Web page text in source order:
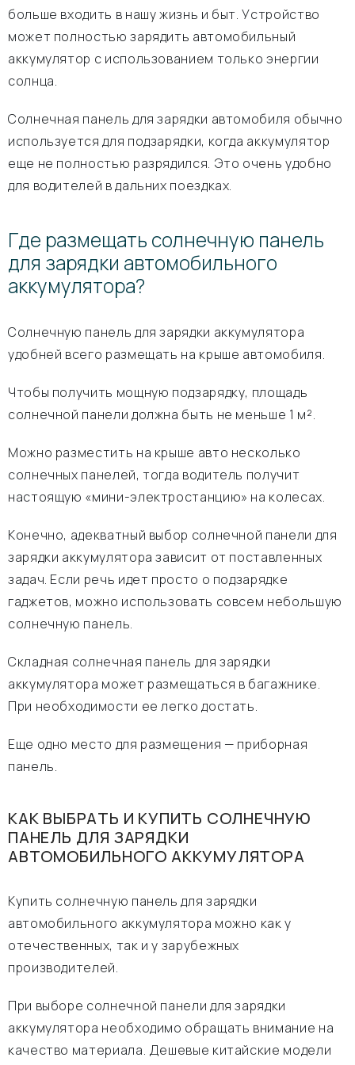
больше входить в нашу жизнь и быт. Устройство
может полностью зарядить автомобильный
аккумулятор с использованием только энергии
солнца.
Солнечная панель для зарядки автомобиля обычно
используется для подзарядки, когда аккумулятор
еще не полностью разрядился. Это очень удобно
для водителей в дальних поездках.
Где размещать солнечную панель
для зарядки автомобильного
аккумулятора?
Солнечную панель для зарядки аккумулятора
удобней всего размещать на крыше автомобиля.
Чтобы получить мощную подзарядку, площадь
солнечной панели должна быть не меньше 1 м².
Можно разместить на крыше авто несколько
солнечных панелей, тогда водитель получит
настоящую «мини-электростанцию» на колесах.
Конечно, адекватный выбор солнечной панели для
зарядки аккумулятора зависит от поставленных
задач. Если речь идет просто о подзарядке
гаджетов, можно использовать совсем небольшую
солнечную панель.
Складная солнечная панель для зарядки
аккумулятора может размещаться в багажнике.
При необходимости ее легко достать.
Еще одно место для размещения — приборная
панель.
КАК ВЫБРАТЬ И КУПИТЬ СОЛНЕЧНУЮ
ПАНЕЛЬ ДЛЯ ЗАРЯДКИ
АВТОМОБИЛЬНОГО АККУМУЛЯТОРА
Купить солнечную панель для зарядки
автомобильного аккумулятора можно как у
отечественных, так и у зарубежных
производителей.
При выборе солнечной панели для зарядки
аккумулятора необходимо обращать внимание на
качество материала. Дешевые китайские модели